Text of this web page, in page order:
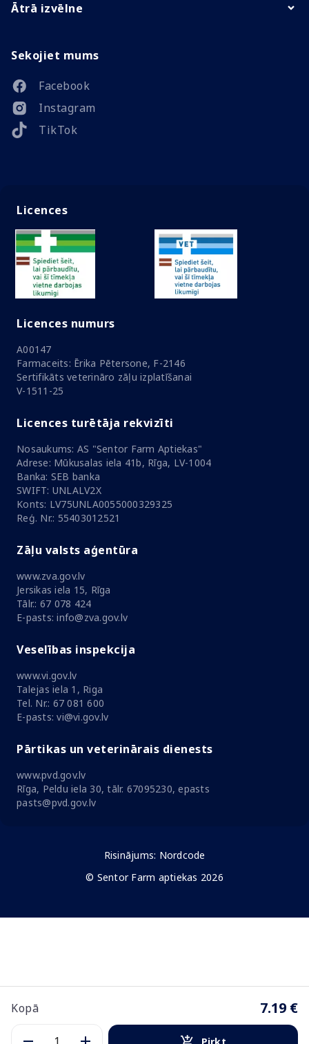
Kopā 7.19 €
Pirkt
Ātrā izvēlne
Sekojiet mums
Facebook
Instagram
TikTok
Licences
Licences numurs
A00147
Farmaceits: Ērika Pētersone, F-2146
Sertifikāts veterināro zāļu izplatīšanai
V-1511-25
Licences turētāja rekvizīti
Nosaukums: AS "Sentor Farm Aptiekas"
Adrese: Mūkusalas iela 41b, Rīga, LV-1004
Banka: SEB banka
SWIFT: UNLALV2X
Konts: LV75UNLA0055000329325
Reģ. Nr.: 55403012521
Zāļu valsts aģentūra
www.zva.gov.lv
Jersikas iela 15, Rīga
Tālr.: 67 078 424
E-pasts: info@zva.gov.lv
Veselības inspekcija
www.vi.gov.lv
Talejas iela 1, Riga
Tel. Nr.: 67 081 600
E-pasts: vi@vi.gov.lv
Pārtikas un veterinārais dienests
www.pvd.gov.lv
Rīga, Peldu iela 30, tālr. 67095230, epasts
pasts@pvd.gov.lv
Risinājums: Nordcode
© Sentor Farm aptiekas 2026